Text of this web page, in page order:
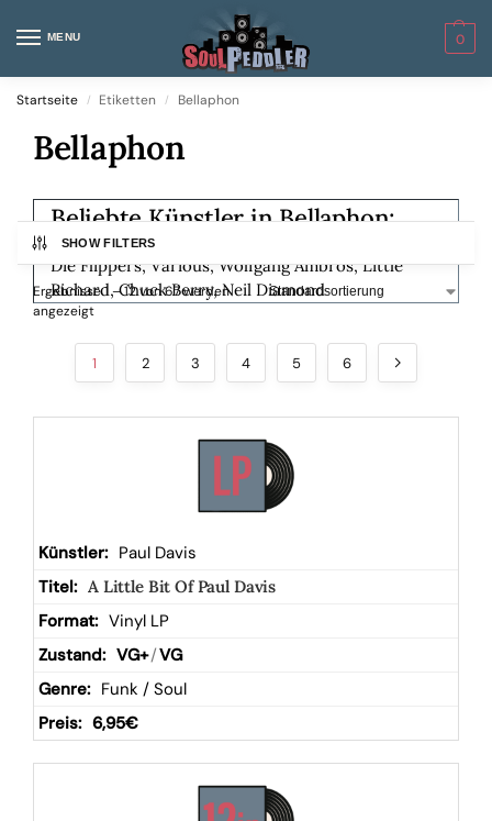
MENU 0
Startseite / Etiketten / Bellaphon
Bellaphon
Beliebte Künstler in Bellaphon:
Die Flippers Various Wolfgang Ambros Little
Richard Chuck Berry Neil Diamond
SHOW FILTERS
Ergebnisse 1 – 12 von 67 werden
angezeigt
1 2 3 4 5 6
Paul Davis
A Little Bit Of Paul Davis
Vinyl LP
VG+/VG
Funk / Soul
6,95€